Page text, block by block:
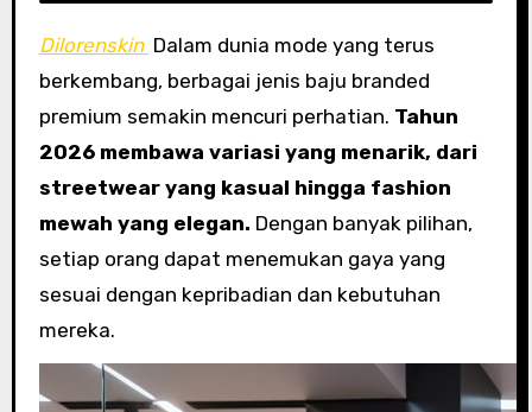
Dilorenskin Dalam dunia mode yang terus
berkembang, berbagai jenis baju branded
premium semakin mencuri perhatian. Tahun
2026 membawa variasi yang menarik, dari
streetwear yang kasual hingga fashion
mewah yang elegan. Dengan banyak pilihan,
setiap orang dapat menemukan gaya yang
sesuai dengan kepribadian dan kebutuhan
mereka.